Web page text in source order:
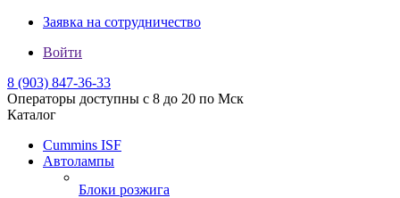
Заявка на сотрудничество
Войти
8 (903) 847-36-33
Операторы доступны с 8 до 20 по Мск
Каталог
Cummins ISF
Автолампы
Блоки розжига